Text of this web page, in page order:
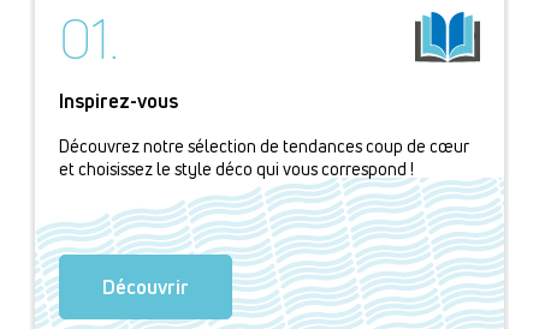
01.
Inspirez-vous
Découvrez notre sélection de tendances coup de cœur
et choisissez le style déco qui vous correspond !
Découvrir